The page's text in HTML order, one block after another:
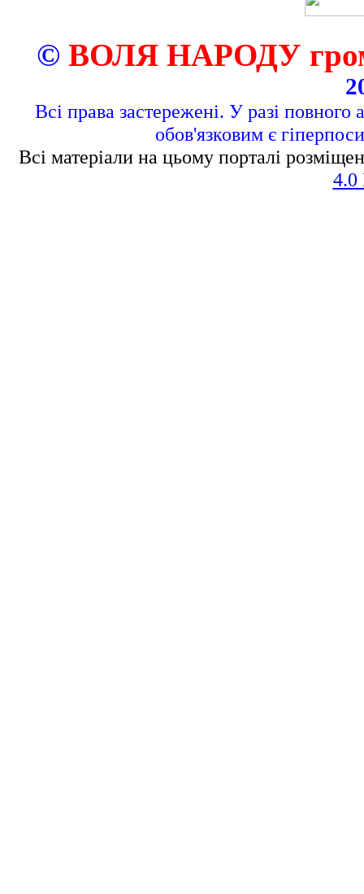
© ВОЛЯ НАРОДУ
Всі права застережені. У разі повного
обов'язковим є
Всі матеріали на цьому порталі
4.0